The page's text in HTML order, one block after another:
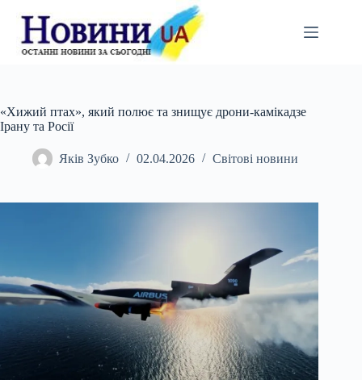
вмісту
«Хижий птах», який полює та знищує дрони-камікадзе
Ірану та Росії
Яків Зубко 02.04.2026 Світові новини